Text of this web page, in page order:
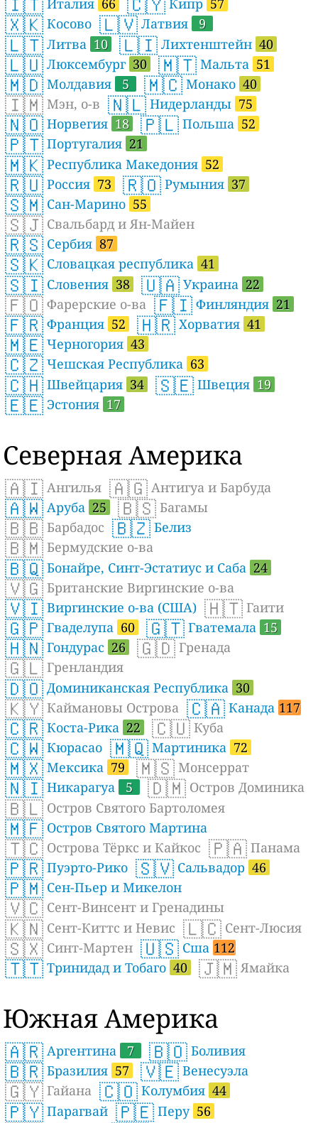
Италия 66 Кипр 57
🇽🇰 Косово 🇱🇻 Латвия 9
🇱🇹 Литва 10 🇱🇮 Лихтенштейн 40
🇱🇺 Люксембург 30 🇲🇹 Мальта 51
🇲🇩 Молдавия 5 🇲🇨 Монако 40
🇮🇲 Мэн, о-в 🇳🇱 Нидерланды 75
🇳🇴 Норвегия 18 🇵🇱 Польша 52
🇵🇹 Португалия 21
🇲🇰 Республика Македония 52
🇷🇺 Россия 73 🇷🇴 Румыния 37
🇸🇲 Сан-Марино 55
🇸🇯 Свальбард и Ян-Майен
🇷🇸 Сербия 87
🇸🇰 Словацкая республика 41
🇸🇮 Словения 38 🇺🇦 Украина 22
🇫🇴 Фарерские о-ва 🇫🇮 Финляндия 21
🇫🇷 Франция 52 🇭🇷 Хорватия 41
🇲🇪 Черногория 43
🇨🇿 Чешская Республика 63
🇨🇭 Швейцария 34 🇸🇪 Швеция 19
🇪🇪 Эстония 17
Северная Америка
🇦🇮 Ангилья 🇦🇬 Антигуа и Барбуда
🇦🇼 Аруба 25 🇧🇸 Багамы
🇧🇧 Барбадос 🇧🇿 Белиз
🇧🇲 Бермудские о-ва
🇧🇶 Бонайре, Синт-Эстатиус и Саба 24
🇻🇬 Британские Виргинские о-ва
🇻🇮 Виргинские о-ва (США) 🇭🇹 Гаити
🇬🇵 Гваделупа 60 🇬🇹 Гватемала 15
🇭🇳 Гондурас 26 🇬🇩 Гренада
🇬🇱 Гренландия
🇩🇴 Доминиканская Республика 30
🇰🇾 Каймановы Острова 🇨🇦 Канада 117
🇨🇷 Коста-Рика 22 🇨🇺 Куба
🇨🇼 Кюрасао 🇲🇶 Мартиника 72
🇲🇽 Мексика 79 🇲🇸 Монсеррат
🇳🇮 Никарагуа 5 🇩🇲 Остров Доминика
🇧🇱 Остров Святого Бартоломея
🇲🇫 Остров Святого Мартина
🇹🇨 Острова Тёркс и Кайкос 🇵🇦 Панама
🇵🇷 Пуэрто-Рико 🇸🇻 Сальвадор 46
🇵🇲 Сен-Пьер и Микелон
🇻🇨 Сент-Винсент и Гренадины
🇰🇳 Сент-Киттс и Невис 🇱🇨 Сент-Люсия
🇸🇽 Синт-Мартен 🇺🇸 Сша 112
🇹🇹 Тринидад и Тобаго 40 🇯🇲 Ямайка
Южная Америка
🇦🇷 Аргентина 7 🇧🇴 Боливия
🇧🇷 Бразилия 57 🇻🇪 Венесуэла
🇬🇾 Гайана 🇨🇴 Колумбия 44
🇵🇾 Парагвай 🇵🇪 Перу 56